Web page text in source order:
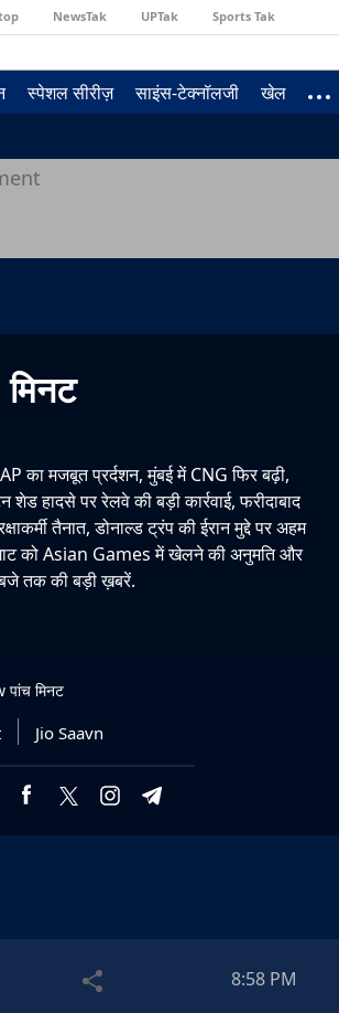
NewsTak UPTak Sports Tak
स्पेशल सीरीज़ साइंस-टेक्नॉलजी खेल
का मजबूत प्रर्दशन, मुंबई में CNG फिर बढ़ी,
हादसे पर रेलवे की बड़ी कार्रवाई, फरीदाबाद
तैनात, डोनाल्ड ट्रंप की ईरान मुद्दे पर अहम
को Asian Games में खेलने की अनुमति और
तक की बड़ी ख़बरें.
पांच मिनट
Jio Saavn
8:58 PM